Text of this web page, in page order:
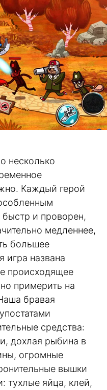
несколько
Каждый герой
и проворен,
медленнее,
большее
игра названа
происходящее
примерить на
бравая
средства:
дохлая рыбина в
огромные
вышки
тухлые яйца, клей,